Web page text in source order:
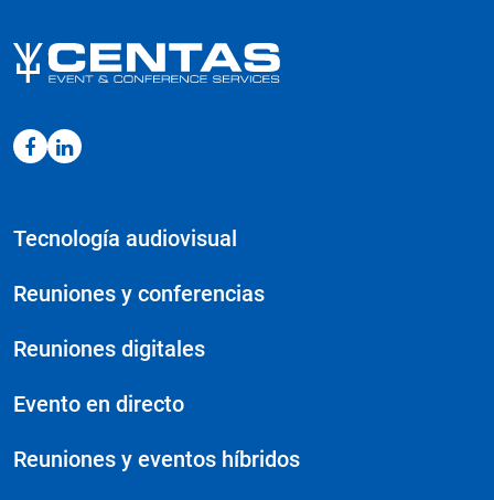
Tecnología audiovisual
Reuniones y conferencias
Reuniones digitales
Evento en directo
Reuniones y eventos híbridos